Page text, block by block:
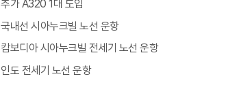
추가 A320 1대 도입
국내선 시아누크빌 노선 운항
캄보디아 시아누크빌 전세기 노선 운항
인도 전세기 노선 운항
+855 9527 9595 (토요일, 일요일)
krbooking@skyangkorair.com
세일즈